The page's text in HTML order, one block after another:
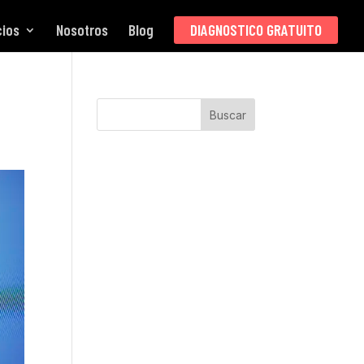
Nosotros Blog DIAGNOSTICO GRATUITO
Buscar